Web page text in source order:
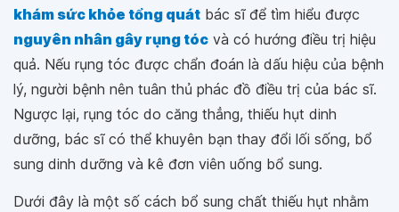
khám sức khỏe tổng quát bác sĩ để tìm hiểu được
nguyên nhân gây rụng tóc và có hướng điều trị hiệu
quả. Nếu rụng tóc được chẩn đoán là dấu hiệu của bệnh
lý, người bệnh nên tuân thủ phác đồ điều trị của bác sĩ.
Ngược lại, rụng tóc do căng thẳng, thiếu hụt dinh
dưỡng, bác sĩ có thể khuyên bạn thay đổi lối sống, bổ
sung dinh dưỡng và kê đơn viên uống bổ sung.
Dưới đây là một số cách bổ sung chất thiếu hụt nhằm